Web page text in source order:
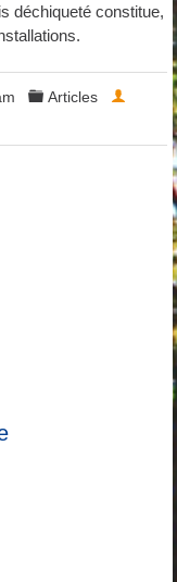
déchiqueté constitue,
Articles